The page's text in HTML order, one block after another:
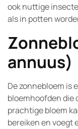
ook nuttige
als in potten
annuus)
De zonnebloem is
bloemhoofden die
prachtige bloem
bereiken en voegt